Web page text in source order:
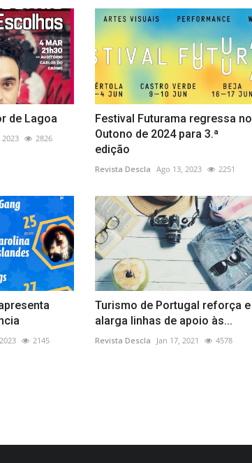
de Lagoa
2023 2826
Festival Futurama regressa no
Outono de 2024 para 3.ª
edição
Revista Descla Ago 13, 2023 2251
2145
Turismo de Portugal reforça e
alarga linhas de apoio às...
Revista Descla Jan 17, 2021 4578